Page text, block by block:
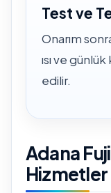
Test ve
Onarım
ısı ve
edilir.
Adana
Hizmetler